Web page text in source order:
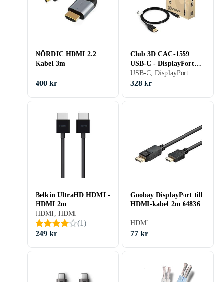
NÖRDIC HDMI 2.2
Kabel 3m
400 kr
Club 3D CAC-1559
USB-C - DisplayPort
2.1 DP80 1m
USB-C, DisplayPort
328 kr
Belkin UltraHD HDMI -
HDMI 2m
HDMI, HDMI
(1)
249 kr
Goobay DisplayPort till
HDMI-kabel 2m 64836
HDMI
77 kr